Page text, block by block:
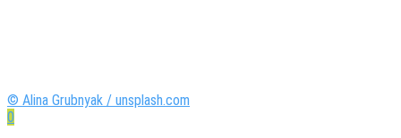
© Alina Grubnyak / unsplash.com
0